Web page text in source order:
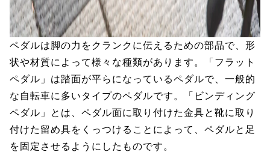
ペダルは脚の力をクランクに伝えるための部品で、形
状や材質によって様々な種類があります。「フラット
ペダル」は踏面が平らになっているペダルで、一般的
な自転車に多いタイプのペダルです。「ビンディング
ペダル」とは、ペダル面に取り付けた金具と靴に取り
付けた留め具をくっつけることによって、ペダルと足
を固定させるようにしたものです。